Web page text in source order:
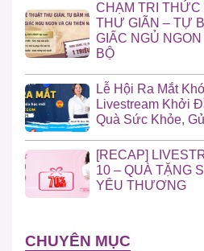
CHẠM TRI THỨC
THƯ GIÃN – TỰ
GIẤC NGỦ
BỘ
Lễ Hội Ra Mắt
Livestream Khởi
Quà Sức Khỏe,
[RECAP]
10 – QUÀ TẶNG
YÊU THƯƠNG
CHUYÊN MỤC